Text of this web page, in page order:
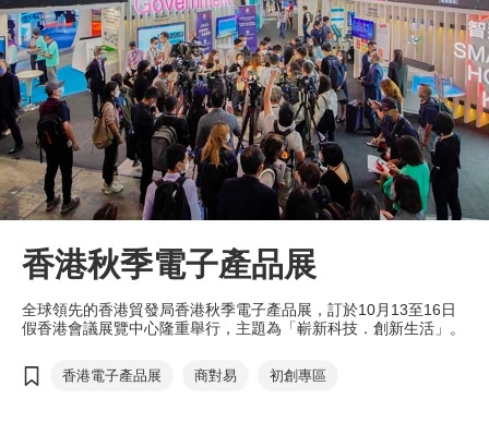
香港秋季電子產品展
全球領先的香港貿發局香港秋季電子產品展，訂於10月13至16日
假香港會議展覽中心隆重舉行，主題為「嶄新科技．創新生活」。
香港電子產品展 商對易 初創專區